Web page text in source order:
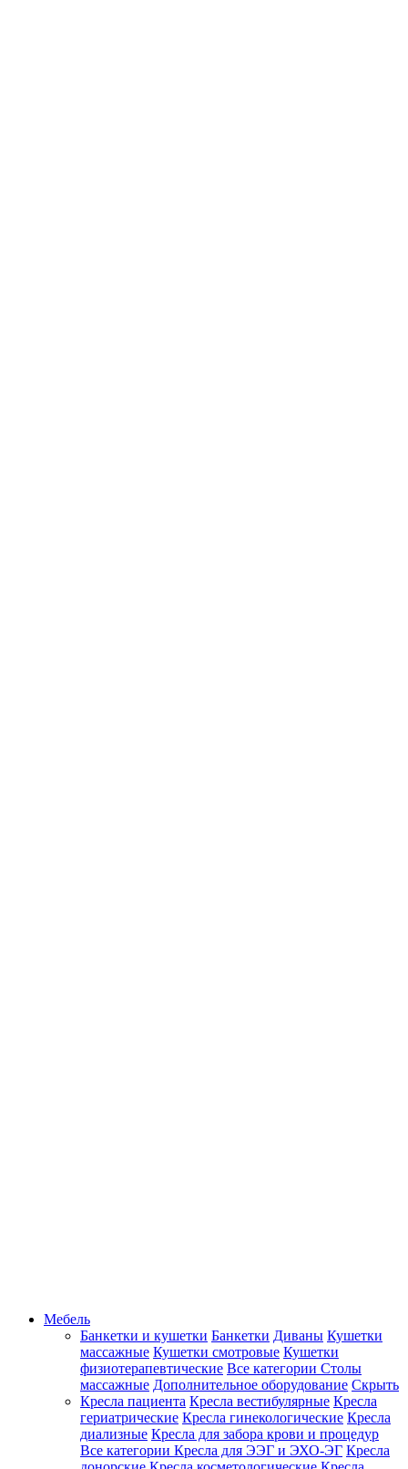
Мебель
Банкетки и кушетки Банкетки Диваны Кушетки
массажные Кушетки смотровые Кушетки
физиотерапевтические Все категории Столы
массажные Дополнительное оборудование Скрыть
Кресла пациента Кресла вестибулярные Кресла
гериатрические Кресла гинекологические Кресла
диализные Кресла для забора крови и процедур
Все категории Кресла для ЭЭГ и ЭХО-ЭГ Кресла